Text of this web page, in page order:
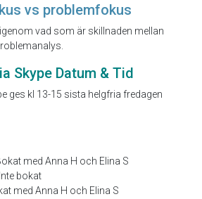
vs problemfokus
vad som är skillnaden mellan
Skype Datum & Tid
ges kl 13-15 sista helgfria fredagen
med Anna H och Elina S
bokat
med Anna H och Elina S